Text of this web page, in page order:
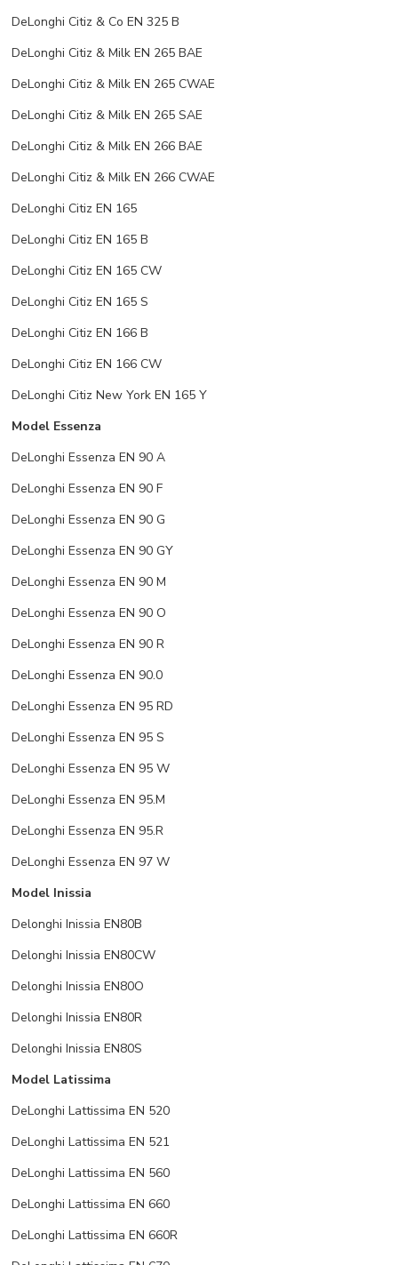
DeLonghi Citiz & Co EN 325 B
DeLonghi Citiz & Milk EN 265 BAE
DeLonghi Citiz & Milk EN 265 CWAE
DeLonghi Citiz & Milk EN 265 SAE
DeLonghi Citiz & Milk EN 266 BAE
DeLonghi Citiz & Milk EN 266 CWAE
DeLonghi Citiz EN 165
DeLonghi Citiz EN 165 B
DeLonghi Citiz EN 165 CW
DeLonghi Citiz EN 165 S
DeLonghi Citiz EN 166 B
DeLonghi Citiz EN 166 CW
DeLonghi Citiz New York EN 165 Y
Model Essenza
DeLonghi Essenza EN 90 A
DeLonghi Essenza EN 90 F
DeLonghi Essenza EN 90 G
DeLonghi Essenza EN 90 GY
DeLonghi Essenza EN 90 M
DeLonghi Essenza EN 90 O
DeLonghi Essenza EN 90 R
DeLonghi Essenza EN 90.0
DeLonghi Essenza EN 95 RD
DeLonghi Essenza EN 95 S
DeLonghi Essenza EN 95 W
DeLonghi Essenza EN 95.M
DeLonghi Essenza EN 95.R
DeLonghi Essenza EN 97 W
Model Inissia
Delonghi Inissia EN80B
Delonghi Inissia EN80CW
Delonghi Inissia EN80O
Delonghi Inissia EN80R
Delonghi Inissia EN80S
Model Latissima
DeLonghi Lattissima EN 520
DeLonghi Lattissima EN 521
DeLonghi Lattissima EN 560
DeLonghi Lattissima EN 660
DeLonghi Lattissima EN 660R